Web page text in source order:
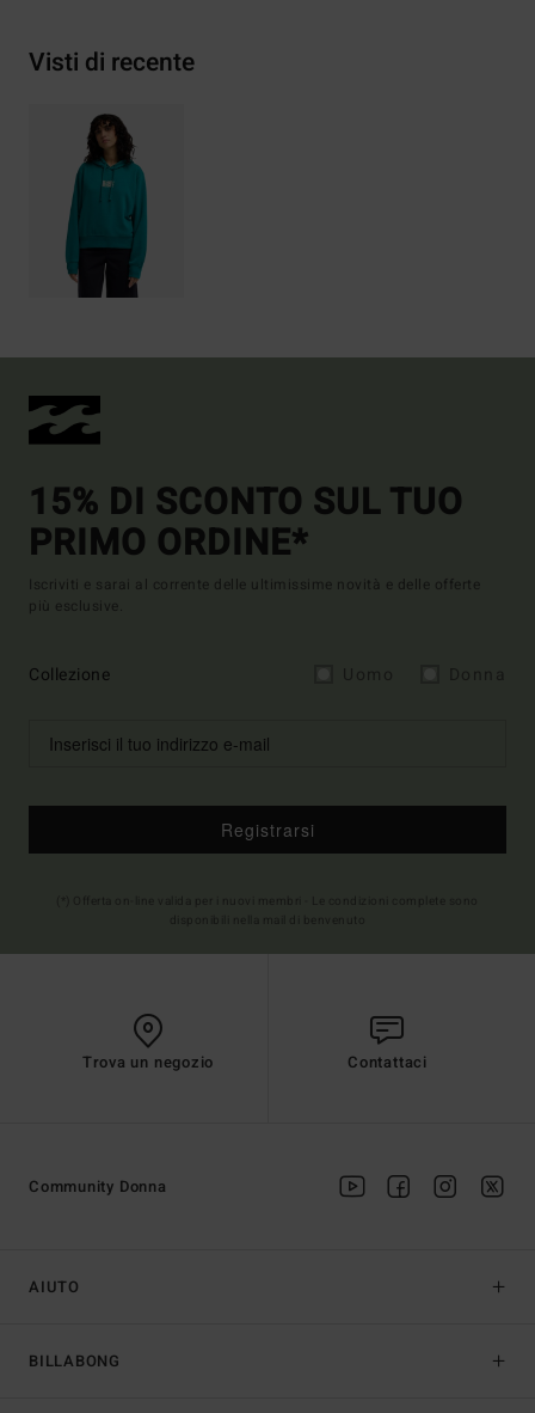
Visti di recente
15% DI SCONTO SUL TUO
PRIMO ORDINE*
Iscriviti e sarai al corrente delle ultimissime novità e delle offerte
più esclusive.
Collezione
Registrarsi
Trova un negozio Contattaci
AIUTO
BILLABONG
Community Donna